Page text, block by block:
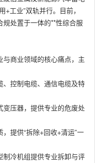
工业”双轨并行。目前，
处置于一体的**性综合服
商业领域的核心痛点，主
、控制电缆、通信电缆及特
压器，提供专业的危废处
提供“拆除+回收+清运”一
制冷机组提供专业拆卸与评